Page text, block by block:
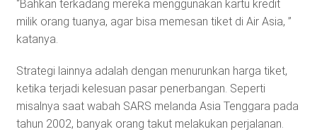
“Bahkan terkadang mereka menggunakan kartu kredit
milik orang tuanya, agar bisa memesan tiket di Air Asia, ”
katanya.
Strategi lainnya adalah dengan menurunkan harga tiket,
ketika terjadi kelesuan pasar penerbangan. Seperti
misalnya saat wabah SARS melanda Asia Tenggara pada
tahun 2002, banyak orang takut melakukan perjalanan.